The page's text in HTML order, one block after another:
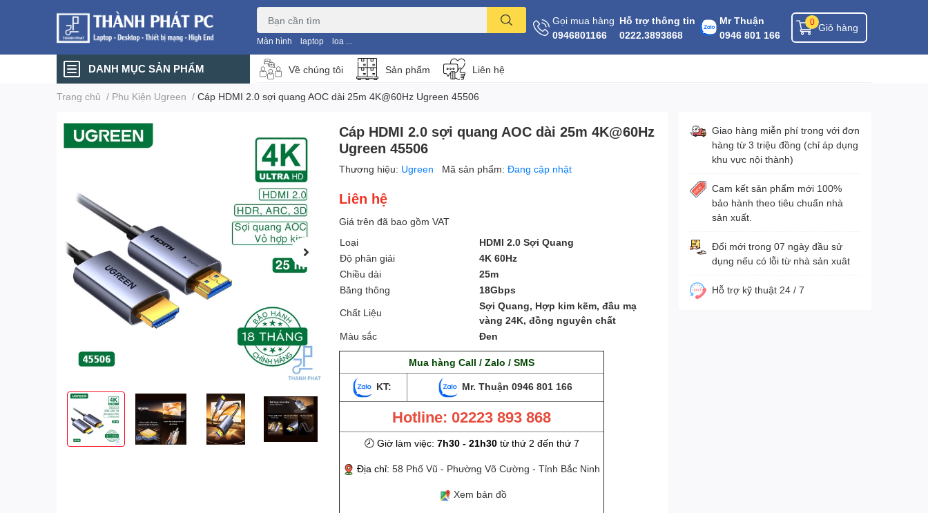
Màn hình laptop loa ...
Gọi mua hàng
0946801166
Hỗ trợ thông tin
0222.3893868
Mr Thuận
0946 801 166
Giỏ hàng
0
DANH MỤC SẢN PHẨM Về chúng tôi Sản phẩm Liên hệ
Trang chủ / Phụ Kiện Ugreen / Cáp HDMI 2.0 sợi quang AOC dài 25m 4K@60Hz Ugreen 45506
Cáp HDMI 2.0 sợi quang AOC dài 25m 4K@60Hz
Ugreen 45506
Thương hiệu: Ugreen Mã sản phẩm:Đang cập nhật
Liên hệ
Giá trên đã bao gồm VAT
Loại
HDMI 2.0 Sợi Quang
Độ phân giải
4K 60Hz
Chiều dài
25m
Băng thông
18Gbps
Chất Liệu
Sợi Quang, Hợp kim kẽm, đầu mạ
vàng 24K, đồng nguyên chất
Màu sắc
Đen
Mua hàng Call / Zalo / SMS
KT: Mr. Thuận0946 801 166
Hotline: 02223 893 868
🕗 Giờ làm việc: 7h30 - 21h30từ thứ 2 đến thứ 7
Địa chỉ:58 Phố Vũ - Phường Võ Cường - Tỉnh Bắc Ninh
Xem bản đồ
Giao hàng miễn phí trong với đơn
hàng từ 3 triệu đồng (chỉ áp dụng
khu vực nội thành)
Cam kết sản phẩm mới 100%
bảo hành theo tiêu chuẩn nhà
sản xuất.
Đổi mới trong 07 ngày đầu sử
dụng nếu có lỗi từ nhà sản xuât
Hỗ trợ kỹ thuật 24 / 7